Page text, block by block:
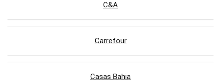
C&A
Carrefour
Casas Bahia